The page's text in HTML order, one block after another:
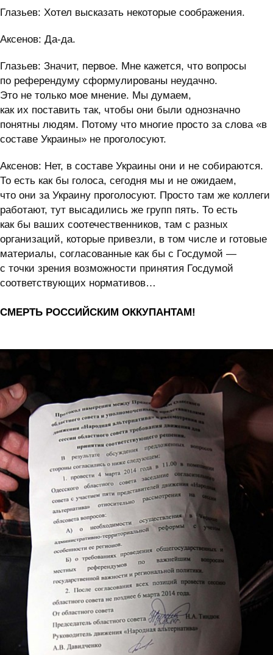
Глазьев: Хотел высказать некоторые соображения.
Аксенов: Да-да.
Глазьев: Значит, первое. Мне кажется, что вопросы
по референдуму сформулированы неудачно.
Это не только мое мнение. Мы думаем,
как их поставить так, чтобы они были однозначно
понятны людям. Потому что многие просто за слова «в
составе Украины» не проголосуют.
Аксенов: Нет, в составе Украины они и не собираются.
То есть как бы голоса, сегодня мы и не ожидаем,
что они за Украину проголосуют. Просто там же коллеги
работают, тут высадились же групп пять. То есть
как бы ваших соотечественников, там с разных
организаций, которые привезли, в том числе и готовые
материалы, согласованные как бы с Госдумой —
с точки зрения возможности принятия Госдумой
соответствующих нормативов…
СМЕРТЬ РОССИЙСКИМ ОККУПАНТАМ!